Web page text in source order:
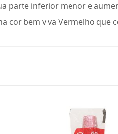
parte inferior menor e
cor bem viva Vermelho que